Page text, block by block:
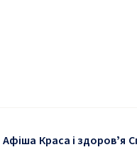
Афіша Краса і здоровʼя